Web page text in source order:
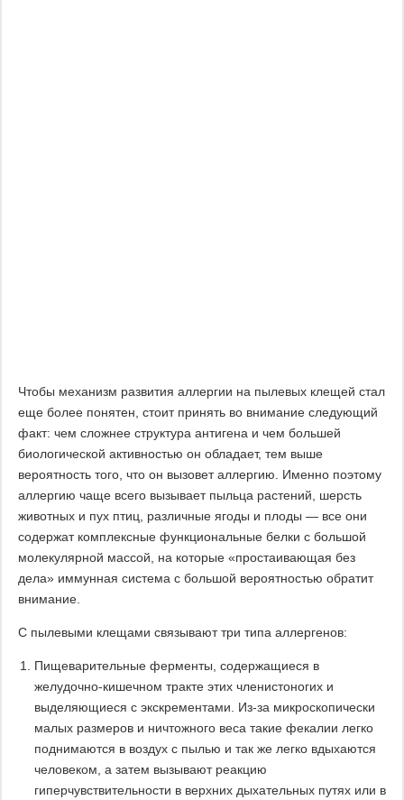
Чтобы механизм развития аллергии на пылевых клещей стал
еще более понятен, стоит принять во внимание следующий
факт: чем сложнее структура антигена и чем большей
биологической активностью он обладает, тем выше
вероятность того, что он вызовет аллергию. Именно поэтому
аллергию чаще всего вызывает пыльца растений, шерсть
животных и пух птиц, различные ягоды и плоды — все они
содержат комплексные функциональные белки с большой
молекулярной массой, на которые «простаивающая без
дела» иммунная система с большой вероятностью обратит
внимание.
C пылевыми клещами связывают три типа аллергенов:
Пищеварительные ферменты, содержащиеся в
желудочно-кишечном тракте этих членистоногих и
выделяющиеся с экскрементами. Из-за микроскопически
малых размеров и ничтожного веса такие фекалии легко
поднимаются в воздух с пылью и так же легко вдыхаются
человеком, а затем вызывают реакцию
гиперчувствительности в верхних дыхательных путях или в